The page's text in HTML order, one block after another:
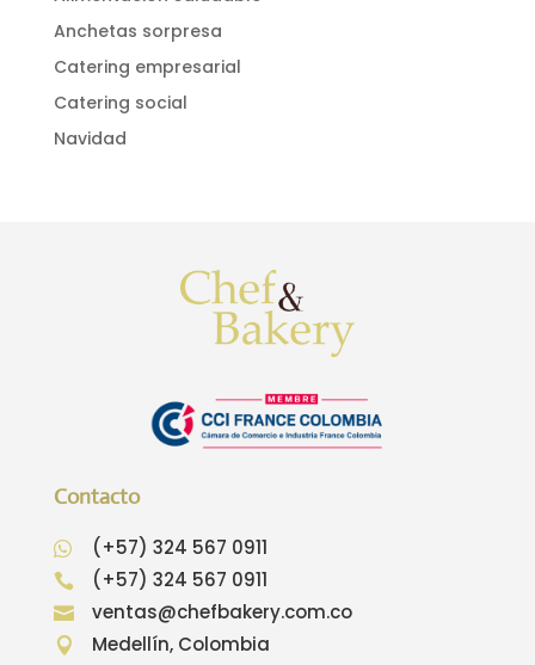
Anchetas sorpresa
Catering empresarial
Catering social
Navidad
Contacto
 (+57) 324 567 0911
 (+57) 324 567 0911
 ventas@chefbakery.com.co
 Medellín, Colombia